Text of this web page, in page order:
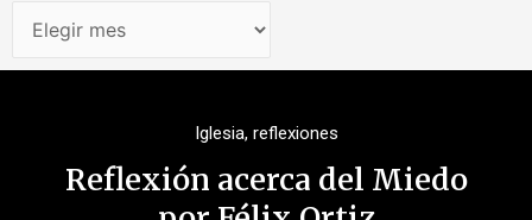
Iglesia, reflexiones
Reflexión acerca del Miedo